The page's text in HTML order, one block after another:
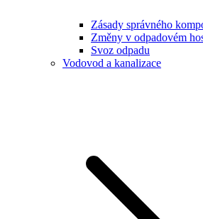
Zásady správného
Změny v odpadovém
Svoz odpadu
Vodovod a kanalizace